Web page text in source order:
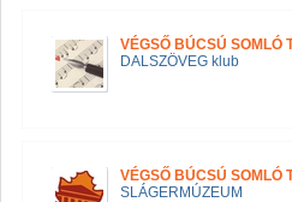
VÉGSŐ BÚCSÚ SOMLÓ
DALSZÖVEG klub
VÉGSŐ BÚCSÚ SOMLÓ
SLÁGERMÚZEUM